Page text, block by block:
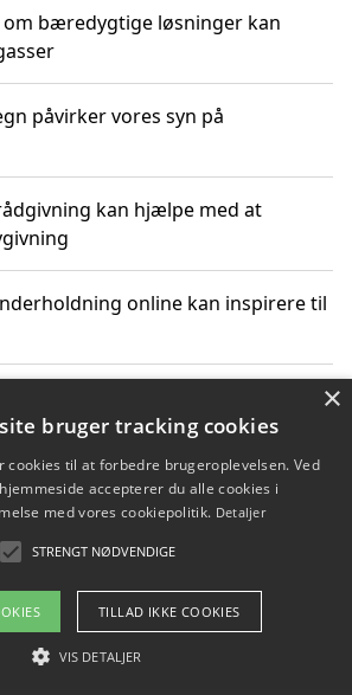
bæredygtige løsninger kan
påvirker vores syn på
kan hjælpe med at
online kan inspirere til
CO2-udledning
2026 - Pilanto Aps
×
bruger tracking cookies
cookies til at forbedre brugeroplevelsen. Ved
accepterer du alle cookies i
med vores cookiepolitik. Detaljer
STRENGT NØDVENDIGE
TILLAD IKKE COOKIES
VIS DETALJER